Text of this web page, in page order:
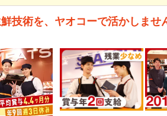
技術を、ヤオコーで活かしま